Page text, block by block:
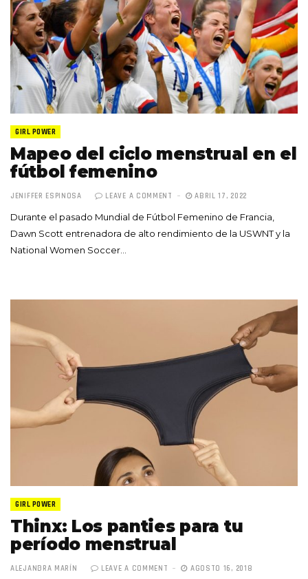
GIRL POWER
Mapeo del ciclo menstrual en el
fútbol femenino
JENIFFER ESPINOSA LEAVE A COMMENT ABRIL 17, 2022
Durante el pasado Mundial de Fútbol Femenino de Francia,
Dawn Scott entrenadora de alto rendimiento de la USWNT y la
National Women Soccer…
GIRL POWER
Thinx: Los panties para tu
período menstrual
ALEJANDRA MARÍN LEAVE A COMMENT AGOSTO 16, 2018